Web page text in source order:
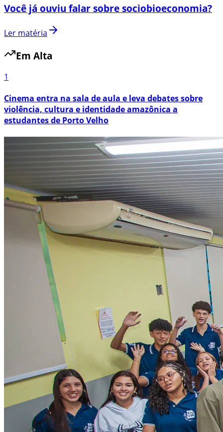
Você já ouviu falar sobre sociobioeconomia?
Ler matéria
Em Alta
1
Cinema entra na sala de aula e leva debates sobre
violência, cultura e identidade amazônica a
estudantes de Porto Velho